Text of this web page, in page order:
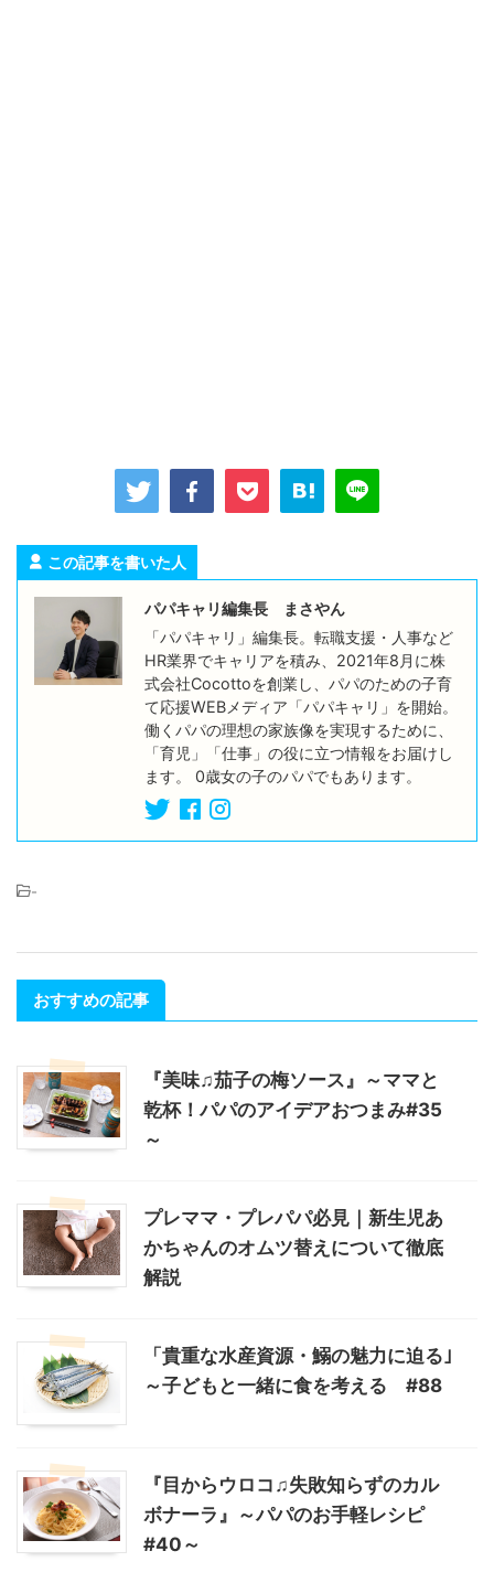
この記事を書いた人
パパキャリ編集長 まさやん
「パパキャリ」編集長。転職支援・人事など
HR業界でキャリアを積み、2021年8月に株
式会社Cocottoを創業し、パパのための子育
て応援WEBメディア「パパキャリ」を開始。
働くパパの理想の家族像を実現するために、
「育児」「仕事」の役に立つ情報をお届けし
ます。 0歳女の子のパパでもあります。
-
おすすめの記事
『美味♫茄子の梅ソース』～ママと
乾杯！パパのアイデアおつまみ#35
～
プレママ・プレパパ必見｜新生児あ
かちゃんのオムツ替えについて徹底
解説
「貴重な水産資源・鰯の魅力に迫る｣
～子どもと一緒に食を考える #88
『目からウロコ♫失敗知らずのカル
ボナーラ』～パパのお手軽レシピ
#40～